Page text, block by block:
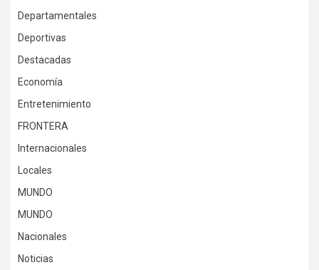
Departamentales
Deportivas
Destacadas
Economía
Entretenimiento
FRONTERA
Internacionales
Locales
MUNDO
MUNDO
Nacionales
Noticias